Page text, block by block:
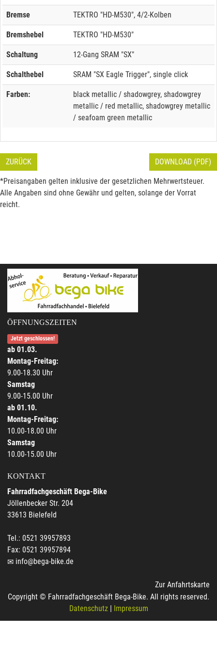
Bremse TEKTRO "HD-M530", 4/2-Kolben
Bremshebel TEKTRO "HD-M530"
Schaltung 12-Gang SRAM "SX"
Schalthebel SRAM "SX Eagle Trigger", single click
Farben:
black metallic / shadowgrey, shadowgrey
metallic / red metallic, shadowgrey metallic
/ seafoam green metallic
ZURÜCK DOWNLOAD (PDF)
*Preisangaben gelten inklusive der gesetzlichen Mehrwertsteuer.
Alle Angaben sind ohne Gewähr und gelten, solange der Vorrat
reicht.
ÖFFNUNGSZEITEN
Jetzt geschlossen!
ab 01.03.
Montag-Freitag:
9.00-18.30 Uhr
Samstag
9.00-15.00 Uhr
ab 01.10.
Montag-Freitag:
10.00-18.00 Uhr
Samstag
10.00-15.00 Uhr
KONTAKT
Fahrradfachgeschäft Bega-Bike
Jöllenbecker Str. 204
33613 Bielefeld
Tel.: 0521 39957893
Fax: 0521 39957894
info@bega-bike.de
Zur Anfahrtskarte
Copyright © Fahrradfachgeschäft Bega-Bike. All rights reserved.
Datenschutz| Impressum